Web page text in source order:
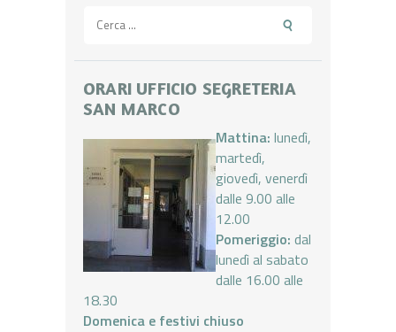
per:
ORARI UFFICIO SEGRETERIA
SAN MARCO
Mattina: lunedì,
martedì,
giovedì, venerdì
dalle 9.00 alle
12.00
Pomeriggio: dal
lunedì al sabato
dalle 16.00 alle
18.30
Domenica e festivi chiuso